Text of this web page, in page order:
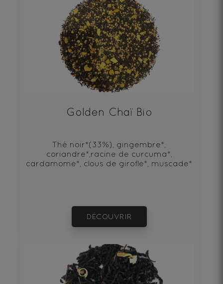
Golden Chaï Bio
Thé noir*(33%), gingembre*,
coriandre*,racine de curcuma*,
cardamome*, clous de girofle*, muscade*
DÉCOUVRIR